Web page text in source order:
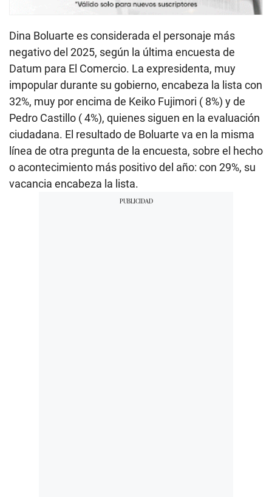
Dina Boluarte es considerada el personaje más
negativo del 2025, según la última encuesta de
Datum para El Comercio. La expresidenta, muy
impopular durante su gobierno, encabeza la lista con
32%, muy por encima de Keiko Fujimori ( 8%) y de
Pedro Castillo ( 4%), quienes siguen en la evaluación
ciudadana. El resultado de Boluarte va en la misma
línea de otra pregunta de la encuesta, sobre el hecho
o acontecimiento más positivo del año: con 29%, su
vacancia encabeza la lista.